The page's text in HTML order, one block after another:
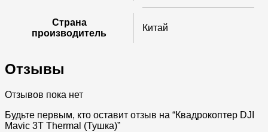
Страна
производитель
Китай
Отзывы
Отзывов пока нет
Будьте первым, кто оставит отзыв на “Квадрокоптер DJI
Mavic 3T Thermal (Тушка)”